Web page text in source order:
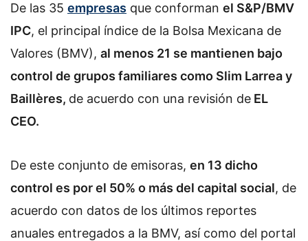
De las 35 empresas que conforman el S&P/BMV
IPC, el principal índice de la Bolsa Mexicana de
Valores (BMV), al menos 21 se mantienen bajo
control de grupos familiares como Slim Larrea y
Baillères, de acuerdo con una revisión de EL
CEO.
De este conjunto de emisoras, en 13 dicho
control es por el 50% o más del capital social, de
acuerdo con datos de los últimos reportes
anuales entregados a la BMV, así como del portal